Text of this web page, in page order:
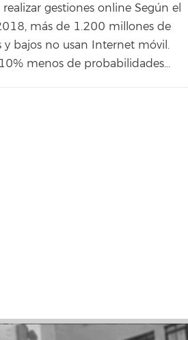
gestiones online Según el
más de 1.200 millones de
y bajos no usan Internet móvil.
menos de probabilidades...